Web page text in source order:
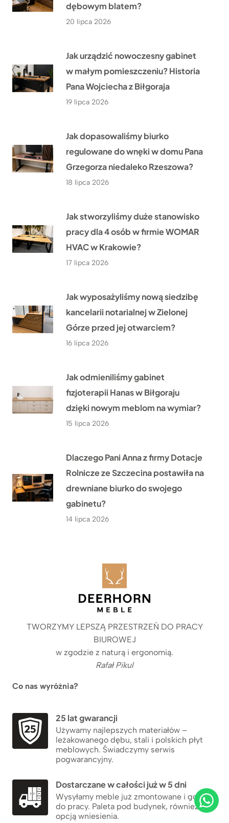
dębowym blatem?
20 lipca 2026
Jak urządzić nowoczesny gabinet
w małym pomieszczeniu? Historia
Pana Wojciecha z Biłgoraja
19 lipca 2026
Jak dopasowaliśmy biurko
regulowane do wnęki w domu Pana
Grzegorza niedaleko Rzeszowa?
18 lipca 2026
Jak stworzyliśmy duże stanowisko
pracy dla 4 osób w firmie WOMAR
HVAC w Krakowie?
17 lipca 2026
Jak wyposażyliśmy nową siedzibę
kancelarii notarialnej w Zielonej
Górze przed jej otwarciem?
16 lipca 2026
Jak odmieniliśmy gabinet
fizjoterapii Hanas w Biłgoraju
dzięki nowym meblom na wymiar?
15 lipca 2026
Dlaczego Pani Anna z firmy Dotacje
Rolnicze ze Szczecina postawiła na
drewniane biurko do swojego
gabinetu?
14 lipca 2026
TWORZYMY LEPSZĄ PRZESTRZEŃ DO PRACY
BIUROWEJ
w zgodzie z naturą i ergonomią.
Rafał Pikul
Co nas wyróżnia?
25 lat gwarancji
Używamy najlepszych materiałów –
leżakowanego dębu, stali i polskich płyt
meblowych. Świadczymy serwis
pogwarancyjny.
Dostarczane w całości już w 5 dni
Wysyłamy meble już zmontowane i gotowe
do pracy. Paleta pod budynek, również z
opcją wniesienia.